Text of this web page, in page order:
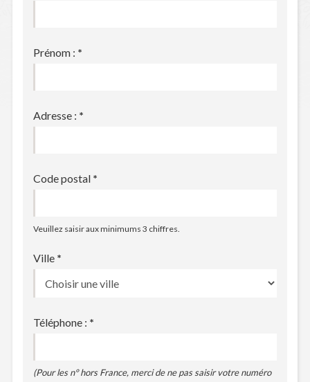
Prénom : *
Adresse : *
Code postal *
Veuillez saisir aux minimums 3 chiffres.
Ville *
Téléphone : *
(Pour les n° hors France, merci de ne pas saisir votre numéro